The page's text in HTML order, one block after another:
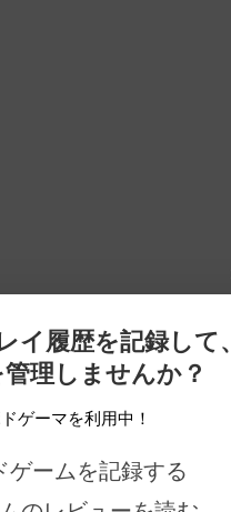
イ履歴を記録して、
理しませんか？
ゲーマを利用中！
ゲームを記録する